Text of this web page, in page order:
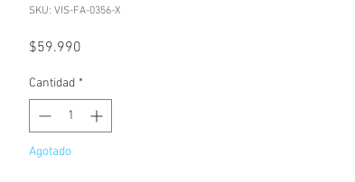
SKU: VIS-FA-0356-X
$59.990
Cantidad *
Agotado